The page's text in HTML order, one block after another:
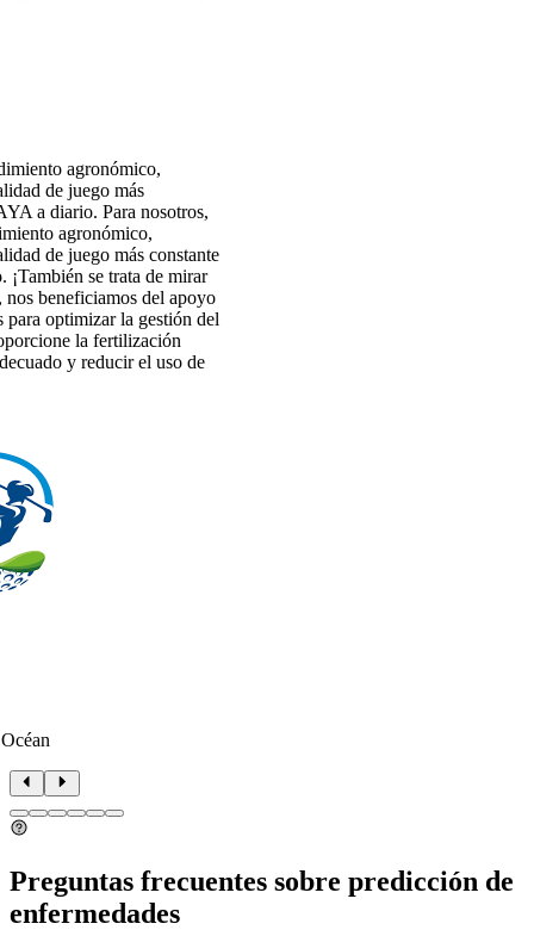
agronómico,
de juego más
a diario. Para nosotros,
agronómico,
de juego más constante
¡También se trata de mirar
beneficiamos del apoyo
para optimizar la gestión del
la fertilización
y reducir el uso de
Preguntas frecuentes sobre predicción de
enfermedades